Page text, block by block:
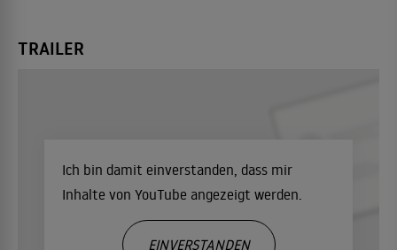
seines Lieblings-MMORPGs „Cross Reverie". Als
katapultiert und rettet dort ein süßes Mädchen vor ihrem
Verfolger.
TRAILER
Ich bin damit einverstanden, dass mir
Inhalte von YouTube angezeigt werden.
EINVERSTANDEN